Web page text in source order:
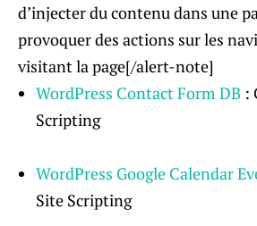
d’injecter du contenu dans une
provoquer des actions sur les
visitant la page[/alert-note]
WordPress Contact Form DB :
Scripting
WordPress Google Calendar
Site Scripting